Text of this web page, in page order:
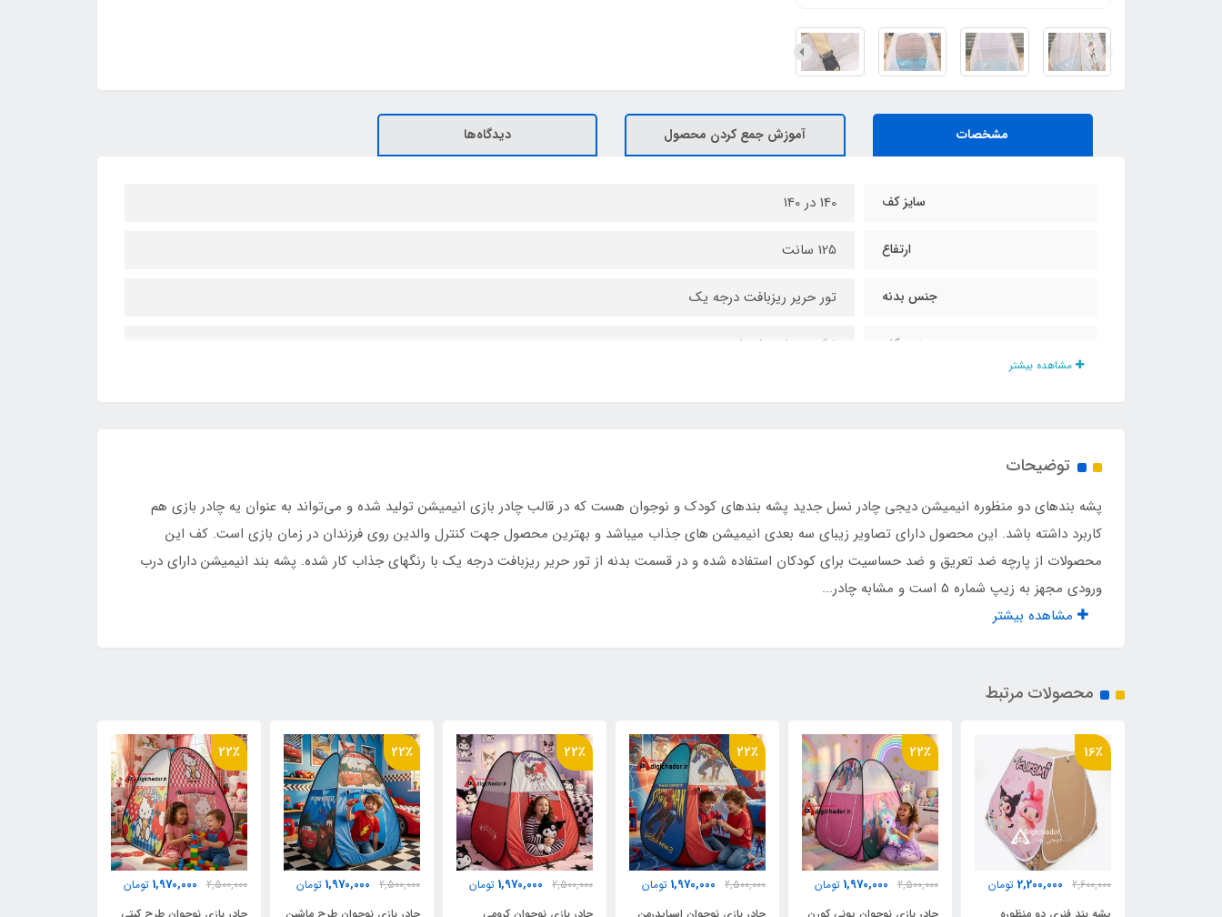
مشخصات آموزش جمع کردن محصول دیدگاه‌ها
سایز کف 140 در 140
ارتفاع 125 سانت
جنس بدنه تور حریر ریزبافت درجه یک
جنس کف ترکیب نخ و پلی استر
اقلام همراه کیف حمل مخصوص
مشاهده بیشتر
توضیحات
پشه‌ بندهای دو منظوره انیمیشن دیجی چادر نسل جدید پشه‌ بندهای کودک و نوجوان هست که در قالب چادر بازی انیمیشن تولید شده و می‌تواند به عنوان یه چادر بازی هم
کاربرد داشته باشد. این محصول دارای تصاویر زیبای سه بعدی انیمیشن های جذاب میباشد و بهترین محصول جهت کنترل والدین روی فرزندان در زمان بازی است. کف این
محصولات از پارچه ضد تعریق و ضد حساسیت برای کودکان استفاده شده و در قسمت بدنه از تور حریر ریزبافت درجه یک با رنگهای جذاب کار شده. پشه بند انیمیشن دارای درب
ورودی مجهز به زیپ شماره 5 است و مشابه چادر...
مشاهده بیشتر
محصولات مرتبط
16٪
2,600,000
2,200,000 تومان
22٪
2,500,000
1,970,000 تومان
22٪
2,500,000
1,970,000 تومان
22٪
2,500,000
1,970,000 تومان
22٪
2,500,000
1,970,000 تومان
22٪
2,500,000
1,970,000 تومان